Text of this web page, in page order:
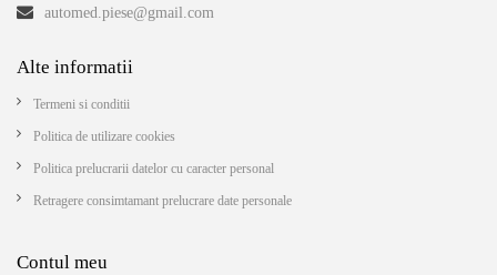
automed.piese@gmail.com
Alte informatii
Termeni si conditii
Politica de utilizare cookies
Politica prelucrarii datelor cu caracter personal
Retragere consimtamant prelucrare date personale
Contul meu